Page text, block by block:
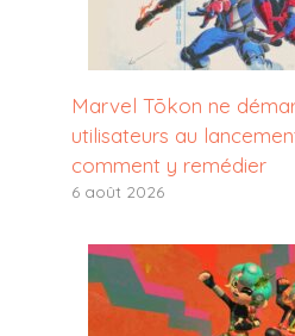
Marvel Tōkon ne
utilisateurs au
comment y remédier
6 août 2026